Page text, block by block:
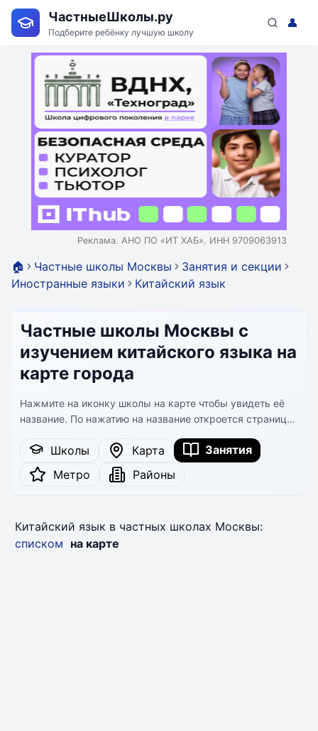
ЧастныеШколы.ру
Подберите ребёнку лучшую школу
👤
Реклама. АНО ПО «ИТ ХАБ». ИНН 9709063913
🏠 Частные школы Москвы
Занятия и секции
Иностранные языки
Китайский язык
Частные школы Москвы с
изучением китайского языка на
карте города
Нажмите на иконку школы на карте чтобы увидеть её
название. По нажатию на название откроется страница
Школы Карта
Занятия
Метро
Районы
Китайский язык в частных школах Москвы:
списком на карте